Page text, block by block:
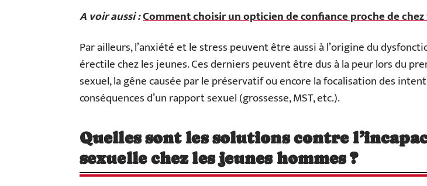
A voir aussi :Comment choisir un opticien de confiance proche de
Par ailleurs, l’anxiété et le stress peuvent être aussi à l’origine du
érectile chez les jeunes. Ces derniers peuvent être dus à la peur lors du
sexuel, la gêne causée par le préservatif ou encore la focalisation des
conséquences d’un rapport sexuel (grossesse, MST, etc.).
Quelles sont les solutions contre
sexuelle chez les jeunes hommes ?